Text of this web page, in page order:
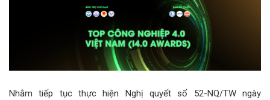
Nhằm tiếp tục thực hiện Nghị quyết số 52-NQ/TW ngày